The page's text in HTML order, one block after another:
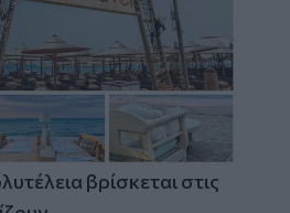
βρίσκεται στις